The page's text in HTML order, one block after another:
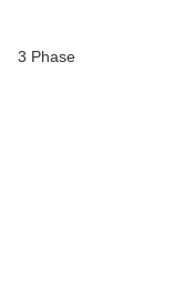
3 Phase